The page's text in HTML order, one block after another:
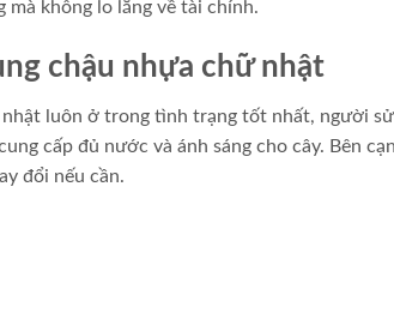
không lo lắng về tài chính.
chậu nhựa chữ nhật
luôn ở trong tình trạng tốt nhất, người
cấp đủ nước và ánh sáng cho cây. Bên
đổi nếu cần.